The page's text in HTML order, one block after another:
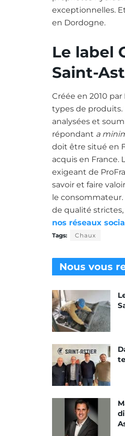
exceptionnelles.
en Dordogne.
Le label
Saint-
Créée en 2010
types de
analysées et
répondant a
doit être situé en
acquis en France.
exigeant de
savoir et faire
le
de qualité
nos réseaux
Tags: Chaux
Nous vous